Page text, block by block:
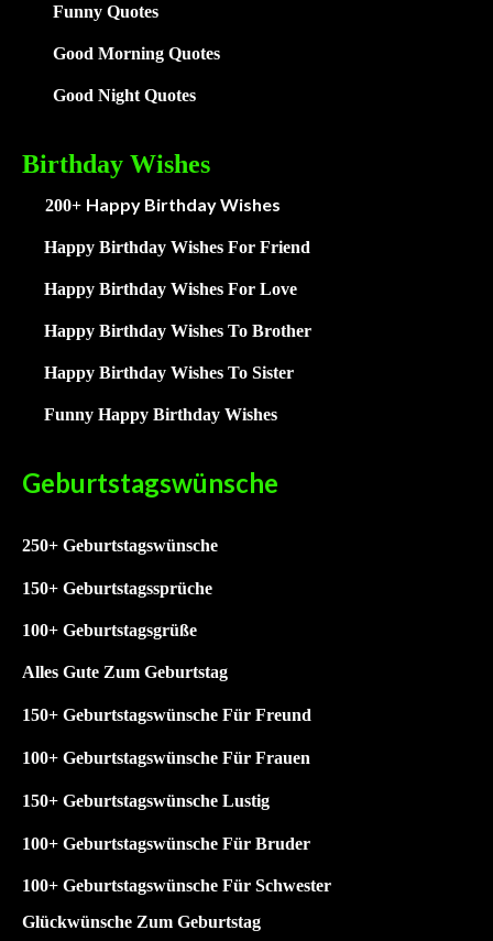
Funny Quotes
Good Morning Quotes
Good Night Quotes
Birthday Wishes
200+ Happy Birthday Wishes
Happy Birthday Wishes For Friend
Happy Birthday Wishes For Love
Happy Birthday Wishes To Brother
Happy Birthday Wishes To Sister
Funny Happy Birthday Wishes
Geburtstagswünsche
250+ Geburtstagswünsche
150+ Geburtstagssprüche
100+ Geburtstagsgrüße
Alles Gute Zum Geburtstag
150+ Geburtstagswünsche Für Freund
100+ Geburtstagswünsche Für Frauen
150+ Geburtstagswünsche Lustig
100+ Geburtstagswünsche Für Bruder
100+ Geburtstagswünsche Für Schwester
Glückwünsche Zum Geburtstag